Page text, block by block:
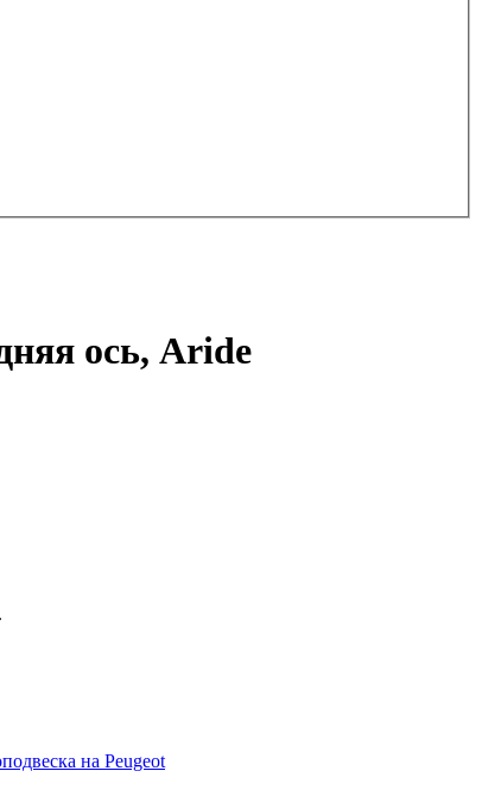
ось, Aride
на Peugeot